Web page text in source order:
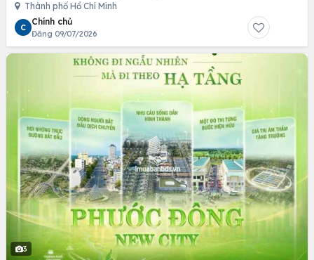
Thành phố Hồ Chí Minh
C
Chính chủ
Đăng 09/07/2026
3